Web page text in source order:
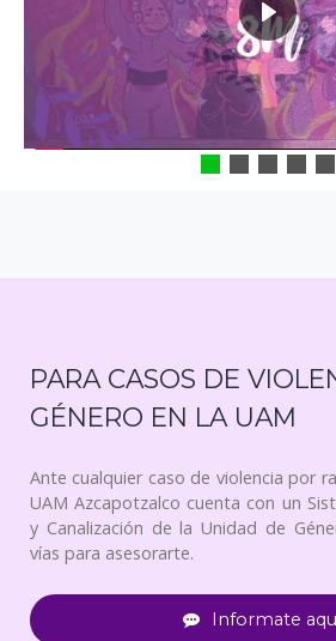
PARA CASOS DE
GÉNERO EN LA UAM
Ante cualquier caso de violencia por
UAM Azcapotzalco cuenta con un
y Canalización de la Unidad de
vías para asesorarte.
Informate